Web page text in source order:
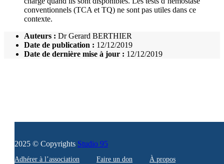
conventionnels (TCA et TQ) ne sont pas utiles dans ce
contexte.
Auteurs : Dr Gerard BERTHIER
Date de publication : 12/12/2019
Date de dernière mise à jour : 12/12/2019
2025 © Copyrights Studio 95
Adhérer à l’association Faire un don
À propos